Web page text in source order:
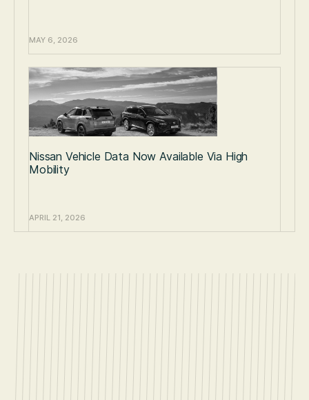
MAY 6, 2026
Nissan Vehicle Data Now Available Via High
Mobility
APRIL 21, 2026